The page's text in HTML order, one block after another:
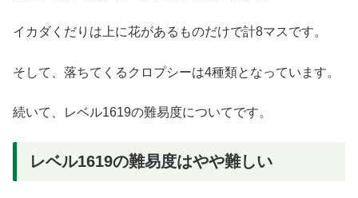
イカダくだりは上に花があるものだけで計8マスです。
そして、落ちてくるクロプシーは4種類となっています。
続いて、レベル1619の難易度についてです。
レベル1619の難易度はやや難しい